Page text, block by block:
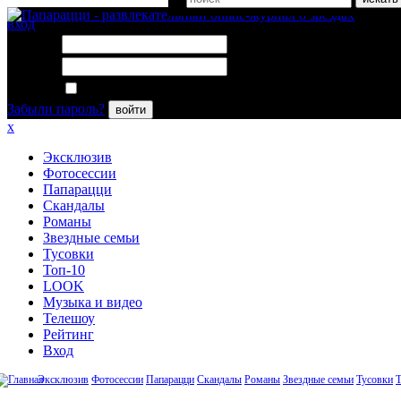
вход
Забыли пароль?
войти
x
Эксклюзив
Фотосессии
Папарацци
Скандалы
Романы
Звездные семьи
Тусовки
Топ-10
LOOK
Музыка и видео
Телешоу
Рейтинг
Вход
Эксклюзив Фотосессии Папарацци Скандалы Романы Звездные семьи Тусовки